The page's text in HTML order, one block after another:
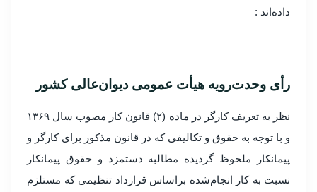
داده‌اند :
رأی و‌حدت‌رو‌یه هیأت عمومی دیوان‌عالی کشور
نظر به تعریف کارگر در ماده (۲) قانون کار مصوب سال ۱۳۶۹
و با توجه به حقوق و تکالیفی که در قانون مذکور برای کارگر و
پیمانکار ملحوظ گردیده مطالبه دستمزد و حقوق پیمانکار
نسبت به کار انجام‌شده براساس قرارداد تنظیمی که مستلزم